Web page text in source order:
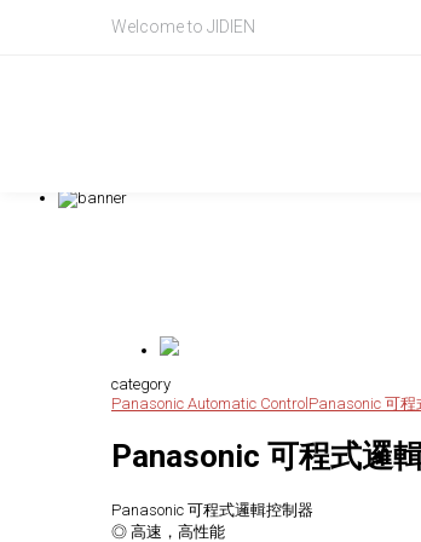
Panasonic, Panasonic 可程式邏輯控制器, FPXH
Welcome to JIDIEN
Product
category
Panasonic Automatic Control Panasonic 可程
Panasonic 可程式邏
Panasonic 可程式邏輯控制器
◎ 高速，高性能